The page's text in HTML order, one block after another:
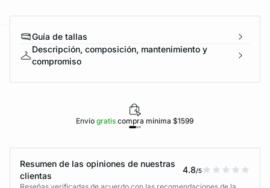
Guía de tallas
Descripción, composición, mantenimiento y
compromiso
Envíogratiscompra mínima $1599
Resumen de las opiniones de nuestras
clientas
4.8/5